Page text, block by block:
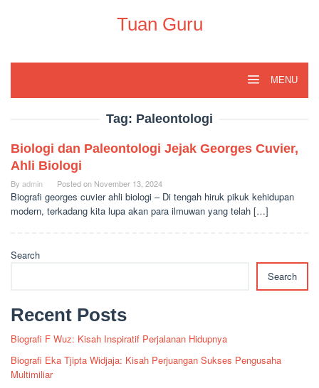
Tuan Guru
MENU
Tag: Paleontologi
Biologi dan Paleontologi Jejak Georges Cuvier,
Ahli Biologi
By admin Posted on November 13, 2024
Biografi georges cuvier ahli biologi – Di tengah hiruk pikuk kehidupan
modern, terkadang kita lupa akan para ilmuwan yang telah […]
Search
Search
Recent Posts
Biografi F Wuz: Kisah Inspiratif Perjalanan Hidupnya
Biografi Eka Tjipta Widjaja: Kisah Perjuangan Sukses Pengusaha
Multimiliar